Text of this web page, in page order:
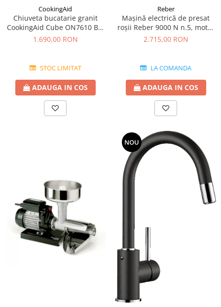
CookingAid
Chiuveta bucatarie granit
CookingAid Cube ON7610 Bej
Pigmentat / Avena + accesorii
1.690,00 RON
STOC LIMITAT
ADAUGA IN COS
Reber
Mașină electrică de presat
roşii Reber 9000 N n.5, motor
prin inducție de 600W,
2.715,00 RON
LA COMANDA
ADAUGA IN COS
NOU